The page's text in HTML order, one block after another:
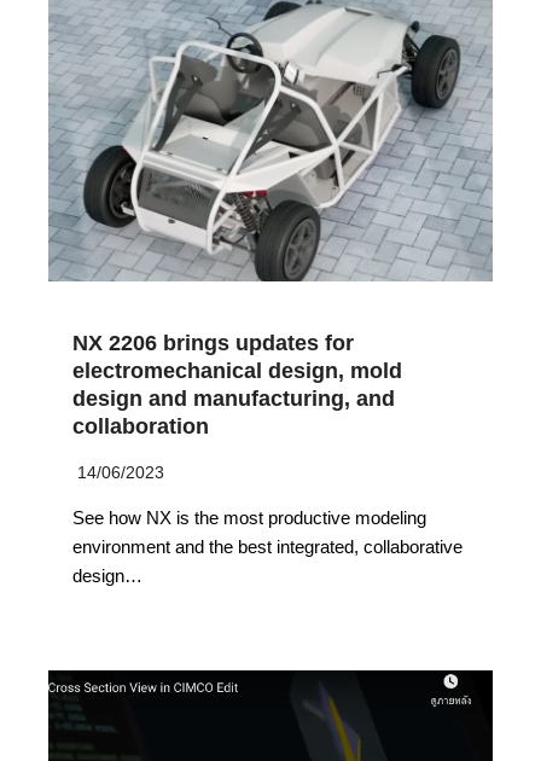
NX 2206 brings updates for
electromechanical design, mold
design and manufacturing, and
collaboration
14/06/2023
See how NX is the most productive modeling
environment and the best integrated, collaborative
design…